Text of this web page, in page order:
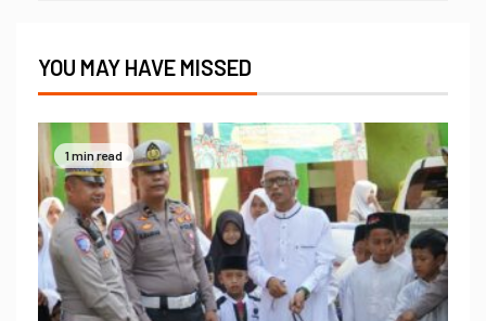
YOU MAY HAVE MISSED
1 min read